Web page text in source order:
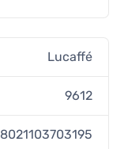
Lucaffé
9612
8021103703195